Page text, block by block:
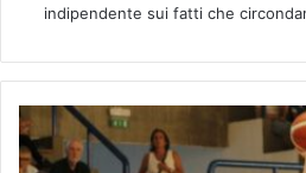
indipendente sui fatti che
D
o
p